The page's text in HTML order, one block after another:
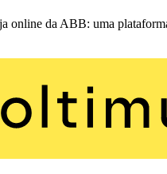
online da ABB: uma